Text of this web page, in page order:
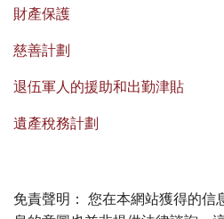
財產保護
慈善計劃
退伍軍人的援助和出勤津貼
遺產稅務計劃
免責聲明： 您在本網站獲得的信